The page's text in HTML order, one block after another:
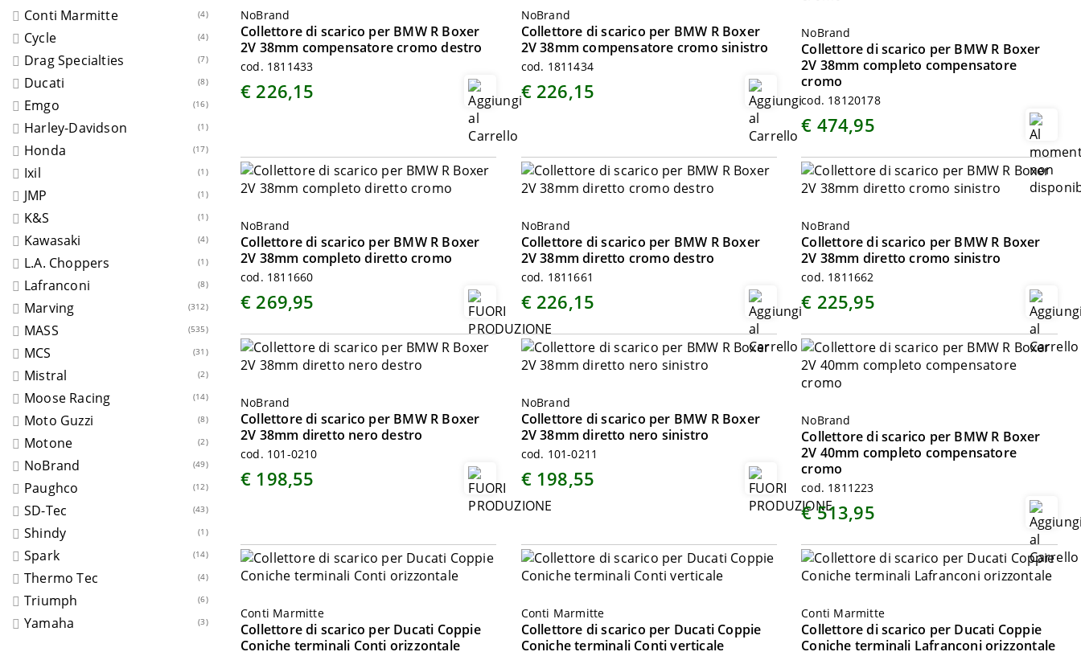
Conti Marmitte (4)
Cycle (4)
Drag Specialties (7)
Ducati (8)
Emgo (16)
Harley-Davidson (1)
Honda (17)
Ixil (1)
JMP (1)
K&S (1)
Kawasaki (4)
L.A. Choppers (1)
Lafranconi (8)
Marving (312)
MASS (535)
MCS (31)
Mistral (2)
Moose Racing (14)
Moto Guzzi (8)
Motone (2)
NoBrand (49)
Paughco (12)
SD-Tec (43)
Shindy (1)
Spark (14)
Thermo Tec (4)
Triumph (6)
Yamaha (3)
NoBrand
Collettore di scarico per BMW R Boxer
2V 38mm compensatore cromo destro
cod. 1811433
€ 226,15
NoBrand
Collettore di scarico per BMW R Boxer
2V 38mm compensatore cromo sinistro
cod. 1811434
€ 226,15
NoBrand
Collettore di scarico per BMW R Boxer
2V 38mm completo compensatore
cromo
cod. 18120178
€ 474,95
NoBrand
Collettore di scarico per BMW R Boxer
2V 38mm completo diretto cromo
cod. 1811660
€ 269,95
NoBrand
Collettore di scarico per BMW R Boxer
2V 38mm diretto cromo destro
cod. 1811661
€ 226,15
NoBrand
Collettore di scarico per BMW R Boxer
2V 38mm diretto cromo sinistro
cod. 1811662
€ 225,95
NoBrand
Collettore di scarico per BMW R Boxer
2V 38mm diretto nero destro
cod. 101-0210
€ 198,55
NoBrand
Collettore di scarico per BMW R Boxer
2V 38mm diretto nero sinistro
cod. 101-0211
€ 198,55
NoBrand
Collettore di scarico per BMW R Boxer
2V 40mm completo compensatore
cromo
cod. 1811223
€ 513,95
Conti Marmitte
Collettore di scarico per Ducati Coppie
Coniche terminali Conti orizzontale
Conti Marmitte
Collettore di scarico per Ducati Coppie
Coniche terminali Conti verticale
Conti Marmitte
Collettore di scarico per Ducati Coppie
Coniche terminali Lafranconi orizzontale